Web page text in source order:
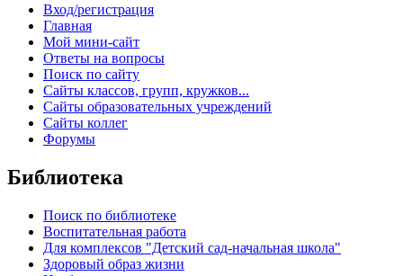
Вход/регистрация
Главная
Мой мини-сайт
Ответы на вопросы
Поиск по сайту
Сайты классов, групп, кружков...
Сайты образовательных учреждений
Сайты коллег
Форумы
Библиотека
Поиск по библиотеке
Воспитательная работа
Для комплексов "Детский сад-начальная школа"
Здоровый образ жизни